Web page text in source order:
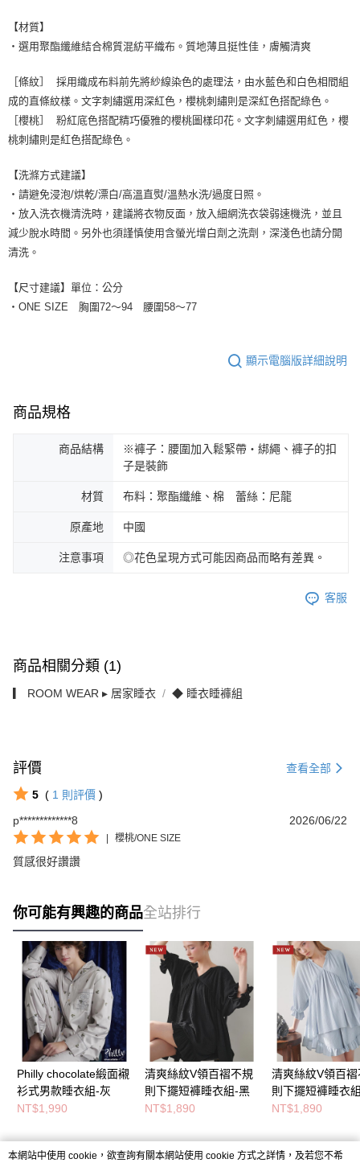
【材質】
・選用聚酯纖維結合棉質混紡平織布。質地薄且挺性佳，膚觸清爽
［條紋］ 採用織成布料前先將紗線染色的處理法，由水藍色和白色相間組
成的直條紋樣。文字刺繡選用深紅色，櫻桃刺繡則是深紅色搭配綠色。
［櫻桃］ 粉紅底色搭配精巧優雅的櫻桃圖樣印花。文字刺繡選用紅色，櫻
桃刺繡則是紅色搭配綠色。
【洗滌方式建議】
・請避免浸泡/烘乾/漂白/高溫直熨/溫熱水洗/過度日照。
・放入洗衣機清洗時，建議將衣物反面，放入細網洗衣袋弱速機洗，並且
減少脫水時間。另外也須謹慎使用含螢光增白劑之洗劑，深淺色也請分開
清洗。
【尺寸建議】單位：公分
・ONE SIZE 胸圍72～94 腰圍58～77
顯示電腦版詳細說明
商品規格
商品結構
※褲子：腰圍加入鬆緊帶・綁繩、褲子的扣
子是裝飾
材質 布料：聚酯纖維、棉 蕾絲：尼龍
原產地 中國
注意事項 ◎花色呈現方式可能因商品而略有差異。
客服
商品相關分類 (1)
▎ ROOM WEAR ▸ 居家睡衣 ◆ 睡衣睡褲組
評價 查看全部
5 ( 1 則評價 )
p*************8
2026/06/22
| 櫻桃/ONE SIZE
質感很好讚讚
你可能有興趣的商品全站排行
Philly chocolate緞面襯
衫式男款睡衣組-灰
NT$1,990
清爽絲紋V領百褶不規
則下擺短褲睡衣組-黑
NT$1,890
清爽絲紋V領百褶
則下擺短褲睡衣
灰
NT$1,890
本網站中使用 cookie，欲查詢有關本網站使用 cookie 方式之詳情，及若您不希